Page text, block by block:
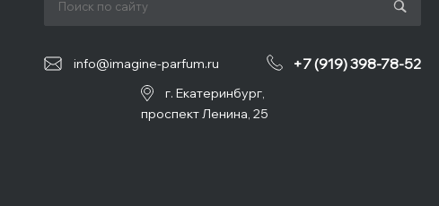
info@imagine-parfum.ru +7 (919) 398-78-52
г. Екатеринбург,
проспект Ленина, 25